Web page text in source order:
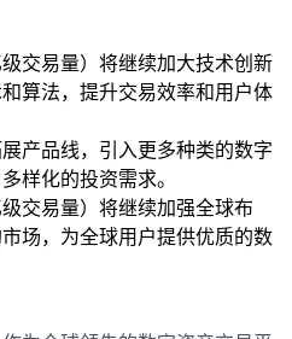
交易量）将继续加大技术创新
算法，提升交易效率和用户体
产品线，引入更多种类的数字
样化的投资需求。
交易量）将继续加强全球布
场，为全球用户提供优质的数